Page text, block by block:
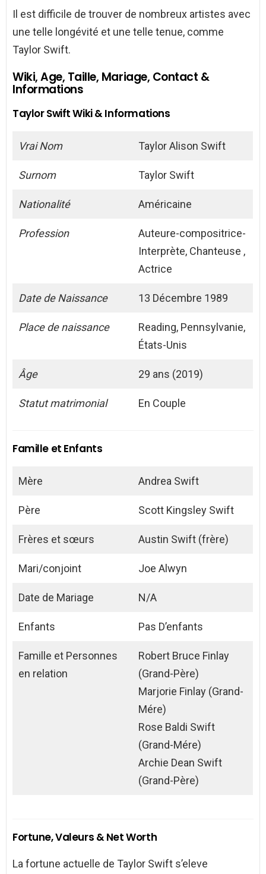
Il est difficile de trouver de nombreux artistes avec
une telle longévité et une telle tenue, comme
Taylor Swift.
Wiki, Age, Taille, Mariage, Contact &
Informations
Taylor Swift Wiki & Informations
Vrai Nom Taylor Alison Swift
Surnom Taylor Swift
Nationalité Américaine
Profession
Auteure-compositrice-
Interprète, Chanteuse ,
Actrice
Date de Naissance 13 Décembre 1989
Place de naissance
Reading, Pennsylvanie,
États-Unis
Âge 29 ans (2019)
Statut matrimonial En Couple
Famille et Enfants
Mère Andrea Swift
Père Scott Kingsley Swift
Frères et sœurs Austin Swift (frère)
Mari/conjoint Joe Alwyn
Date de Mariage N/A
Enfants Pas D’enfants
Famille et Personnes
en relation
Robert Bruce Finlay
(Grand-Père)
Marjorie Finlay (Grand-
Mére)
Rose Baldi Swift
(Grand-Mére)
Archie Dean Swift
(Grand-Père)
Fortune, Valeurs & Net Worth
La fortune actuelle de Taylor Swift s’eleve